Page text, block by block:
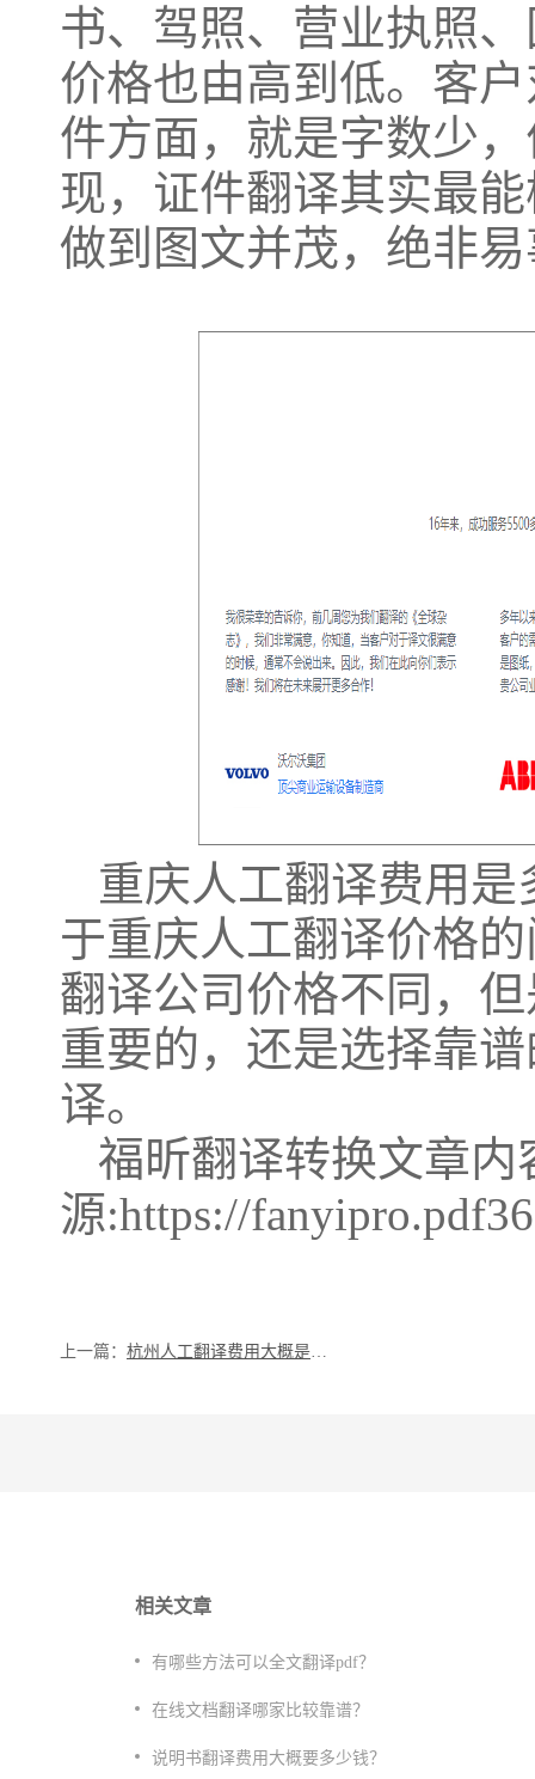
书、驾照、营业执照
价格也由高到低。客
件方面，就是字数少
现，证件翻译其实最
做到图文并茂，绝非
重庆人工翻译费用
于重庆人工翻译价格
翻译公司价格不同，
重要的，还是选择靠
译。
福昕翻译转换文章内
源:https://
上一篇： 杭州人工翻译费用大概是多少？
相关文章
有哪些方法可以全文翻译pdf？
在线文档翻译哪家比较靠谱？
说明书翻译费用大概要多少钱？